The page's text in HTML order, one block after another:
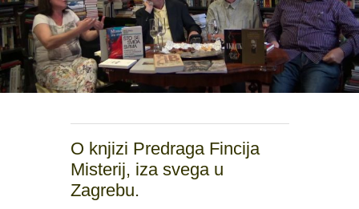
O knjizi Predraga Fincija
Misterij, iza svega u
Zagrebu.